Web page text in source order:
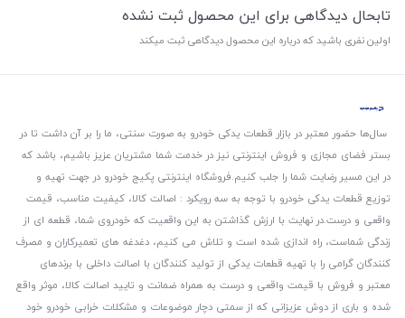
تابحال دیدگاهی برای این محصول ثبت نشده
اولین نفری باشید که درباره این محصول دیدگاهی ثبت میکند
سال‌ها حضور معتبر در بازار قطعات یدکی خودرو به صورت سنتی، ما را بر آن داشت تا در
بستر فضای مجازی و فروش اینترنتی نیز در خدمت شما مشتریان عزیز باشیم، باشد که
در این مسیر رضایت شما را جلب کنیم.فروشگاه اینترنتی پکیج خودرو در جهت تهیه و
توزیع قطعات یدکی خودرو با توجه به سه رویکرد : اصالت کالا، کیفیت مناسب، قیمت
واقعی و درست.در نهایت با ارزش گذاشتن به این واقعیت که خودروی شما، قطعه ای از
زندگی شماست، راه اندازی شده است و تلاش می کنیم، دغدغه های تعمیرکاران و مصرف
کنندگان گرامی را با تهیه قطعات یدکی از تولید کنندگان با اصالت داخلی با برندهای
معتبر و فروش با قیمت واقعی و درست به همراه ضمانت و تایید اصالت کالا، موثر واقع
شده و باری از دوش عزیزانی که از سمتی دچار موضوعات و مشکلات خرابی خودرو خود